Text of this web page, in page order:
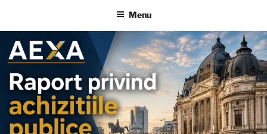
Menu